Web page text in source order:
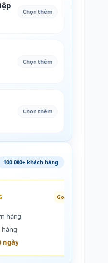
Chọn thêm
Chọn thêm
Chọn thêm
100.000+ khách hàng
Gold
hàng
hàng
ngày